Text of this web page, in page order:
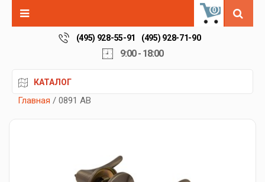
0
(495) 928-55-91 (495) 928-71-90
9:00 - 18:00
КАТАЛОГ
Главная / 0891 AB